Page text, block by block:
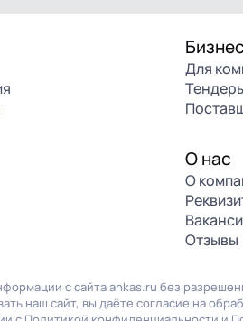
Для
О нас
О
Отзывы
с сайта ankas.ru без
наш сайт, вы даёте согласие на